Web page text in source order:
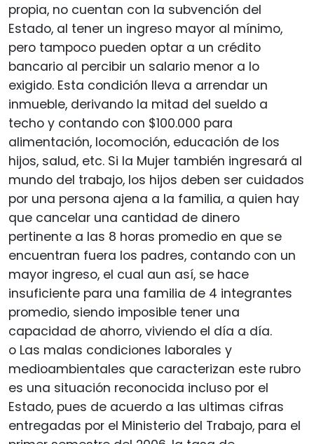
propia, no cuentan con la subvención del
Estado, al tener un ingreso mayor al mínimo,
pero tampoco pueden optar a un crédito
bancario al percibir un salario menor a lo
exigido. Esta condición lleva a arrendar un
inmueble, derivando la mitad del sueldo a
techo y contando con $100.000 para
alimentación, locomoción, educación de los
hijos, salud, etc. Si la Mujer también ingresará al
mundo del trabajo, los hijos deben ser cuidados
por una persona ajena a la familia, a quien hay
que cancelar una cantidad de dinero
pertinente a las 8 horas promedio en que se
encuentran fuera los padres, contando con un
mayor ingreso, el cual aun así, se hace
insuficiente para una familia de 4 integrantes
promedio, siendo imposible tener una
capacidad de ahorro, viviendo el día a día.
o Las malas condiciones laborales y
medioambientales que caracterizan este rubro
es una situación reconocida incluso por el
Estado, pues de acuerdo a las ultimas cifras
entregadas por el Ministerio del Trabajo, para el